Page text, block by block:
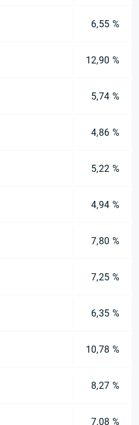
6,55 %
12,90 %
5,74 %
4,86 %
5,22 %
4,94 %
7,80 %
7,25 %
6,35 %
10,78 %
8,27 %
7,08 %